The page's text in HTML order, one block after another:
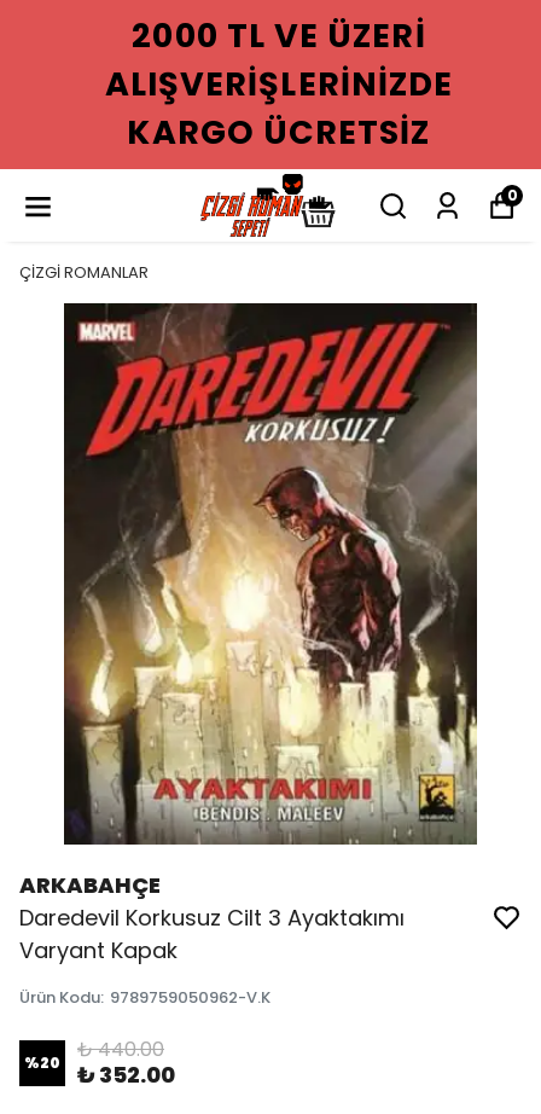
2000 TL VE ÜZERI
ALIŞVERIŞLERINIZDE
KARGO ÜCRETSIZ
0
ÇİZGİ ROMANLAR
ARKABAHÇE
Daredevil Korkusuz Cilt 3 Ayaktakımı
Varyant Kapak
Ürün Kodu: 9789759050962-V.K
%20 ₺ 440.00
₺ 352.00